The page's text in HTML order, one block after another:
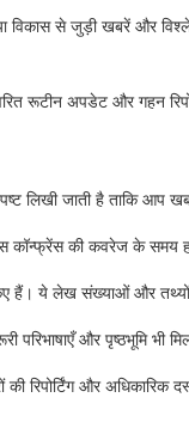
विकास से जुड़ी खबरें और
रूटीन अपडेट और गहन
लिखी जाती है ताकि आप
कॉन्फ्रेंस की कवरेज के समय
हैं। ये लेख संख्याओं और
परिभाषाएँ और पृष्ठभूमि
रिपोर्टिंग और अधिकारिक